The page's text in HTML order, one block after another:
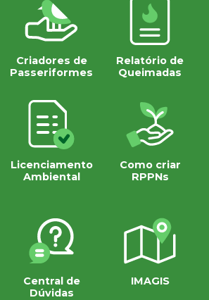
Criadores de
Passeriformes
Relatório de
Queimadas
Licenciamento
Ambiental
Como criar
RPPNs
Central de
Dúvidas
IMAGIS